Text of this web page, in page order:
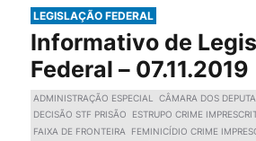
LEGISLAÇÃO FEDERAL
Informativo de
Federal – 07.11.2019
ADMINISTRAÇÃO ESPECIAL
CÂMARA DOS
DECISÃO STF PRISÃO
ESTRUPO CRIME
FAIXA DE FRONTEIRA
FEMINICÍDIO CRIME